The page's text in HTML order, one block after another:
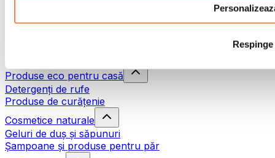
Respinge
Produse eco pentru casă
Detergenți de rufe
Produse de curățenie
Cosmetice naturale
Geluri de duș și săpunuri
Șampoane și produse pentru păr